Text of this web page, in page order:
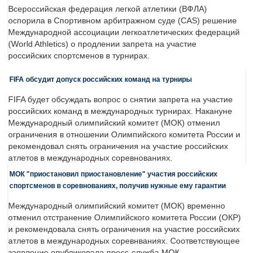
Всероссийская федерация легкой атлетики (ВФЛА)
оспорила в Спортивном арбитражном суде (CAS) решение
Международной ассоциации легкоатлетических федераций
(World Athletics) о продлении запрета на участие
российских спортсменов в турнирах.
FIFA обсудит допуск российских команд на турниры
FIFA будет обсуждать вопрос о снятии запрета на участие
российских команд в международных турнирах. Накануне
Международный олимпийский комитет (МОК) отменил
ограничения в отношении Олимпийского комитета России и
рекомендовал снять ограничения на участие российских
атлетов в международных соревнованиях.
МОК "приостановил приостановление" участия российских
спортсменов в соревнованиях, получив нужные ему гарантии
Международный олимпийский комитет (МОК) временно
отменил отстранение Олимпийского комитета России (ОКР)
и рекомендовала снять ограничения на участие российских
атлетов в международных соревнваниях. Соответствующее